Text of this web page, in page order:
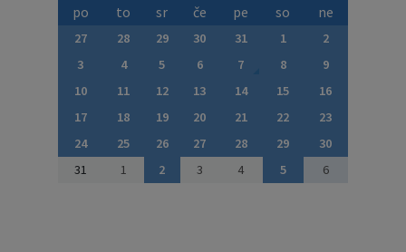
po
to sr če pe so ne
27 28 29 30 31 1
2
3
4 5 6 7 8
9
10
11 12 13 14 15
16
17
18 19 20 21 22
23
24
25 26 27 28 29
30
31
1 2 3 4 5 6